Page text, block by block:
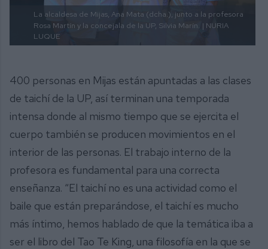
La alcaldesa de Mijas, Ana Mata (dcha.), junto a la profesora
Rosa Martín y la concejala de la UP, Silvia Marín. | NURIA
LUQUE
400 personas en Mijas están apuntadas a las clases
de taichí de la UP, así terminan una temporada
intensa donde al mismo tiempo que se ejercita el
cuerpo también se producen movimientos en el
interior de las personas. El trabajo interno de la
profesora es fundamental para una correcta
enseñanza. “El taichí no es una actividad como el
baile que están preparándose, el taichí es mucho
más íntimo, hemos hablado de que la temática iba a
ser el libro del Tao Te King, una filosofía en la que se